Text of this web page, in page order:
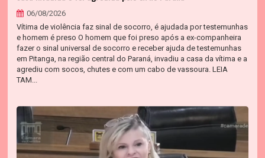
06/08/2026
Vítima de violência faz sinal de socorro, é ajudada por testemunhas
e homem é preso O homem que foi preso após a ex-companheira
fazer o sinal universal de socorro e receber ajuda de testemunhas
em Pitanga, na região central do Paraná, invadiu a casa da vítima e a
agrediu com socos, chutes e com um cabo de vassoura. LEIA
TAM...